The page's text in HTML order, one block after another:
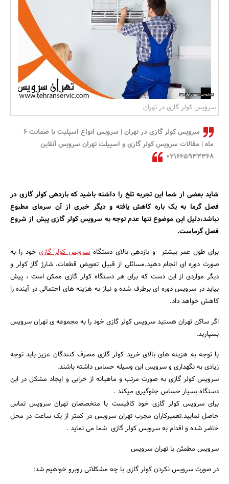
بانک، بیمه و سرمایه
مسکن و ساختمان
سرویس کولر گازی در تهران
سرویس کولر گازی در تهران | سرویس انواع اسپلیت با ضمانت 6
ماه | مقالات سرویس کولر گازی و اسپیلت تهران سرویس آنلاین
021665933368
شاید بعضی از شما این تجربه تلخ را داشته باشید که بازدهی کولر گازی در
فصل گرما به یک باره کاهش یافته و دیگر خبری از آن سرمای مطبوع
نباشد،دلیل این موضوع تنها عدم توجه به سرویس کولر گازی پیش از شروع
فصل گرماست.
برای طول عمر بیشتر و بازدهی بالای دستگاهسرویس کولر گازیخود را به
صورت دوره ای انجام دهید.مسائلی از قبیل تعویض قطعات، شارژ گاز کولر و
دیگر مواردی از این دست که برای هر دستگاه کولر گازی ممکن است ، پیش
بیاید در سرویس دوره ای برطرف شده و نیاز به هزینه های احتمالی در آینده را
کاهش خواهد داد.
اگر ساکن تهران هستید سرویس کولر گازی خود را به مجموعه ی تهران سرویس
بسپارید.
با توجه به هزینه های بالای خرید کولر گازی مصرف کنندگان عزیز باید توجه
زیادی به نگهداری و سرویس این وسیله حساس داشته باشند.
سرویس کولر گازی به صورت مرتب و ماهیانه از خرابی و ایجاد مشکل در این
دستگاه بسیار حساس جلوگیری میکند .
برای سرویس کولر گازی خود کافیست با متخصصان تهران سرویس تماس
حاصل نمایید.تعمیرکاران مجرب تهران سرویس در کمتر از یک ساعت در محل
حاضر شده و اقدام به سرویس کولر گازی شما می نماید .
سرویس مطمئن با تهران سرویس
در صورت سرویس نکردن کولر گازی با چه مشکلاتی روبرو خواهیم شد: